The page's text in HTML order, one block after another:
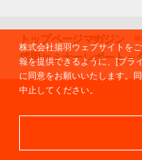
マガジン
株式会社揚羽ウェブサイトを
報を提供できるように、[プラ
に同意をお願いいたします。
中止してください。